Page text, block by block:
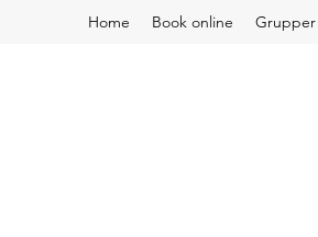
Home Book online Grupper